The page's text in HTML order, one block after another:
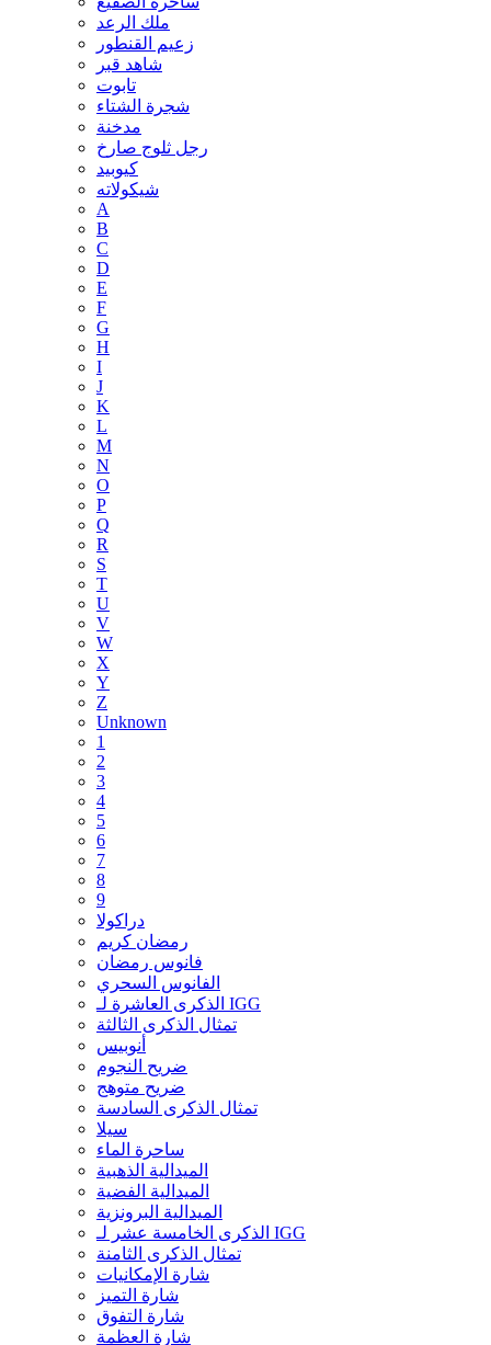
ملك الرعد
زعيم القنطور
شاهد قبر
تابوت
شجرة الشتاء
مدخنة
رجل ثلوج صارخ
كيوبيد
شيكولاته
A
B
C
D
E
F
G
H
I
J
K
L
M
N
O
P
Q
R
S
T
U
V
W
X
Y
Z
Unknown
1
2
3
4
5
6
7
8
9
دراكولا
رمضان كريم
فانوس رمضان
الفانوس السحري
الذكرى العاشرة لـ IGG
تمثال الذكرى الثالثة
أنوبيس
ضريح النجوم
ضريح متوهج
تمثال الذكرى السادسة
سيلا
ساحرة الماء
الميدالية الذهبية
الميدالية الفضية
الميدالية البرونزية
الذكرى الخامسة عشر لـ IGG
تمثال الذكرى الثامنة
شارة الإمكانيات
شارة التميز
شارة التفوق
شارة العظمة